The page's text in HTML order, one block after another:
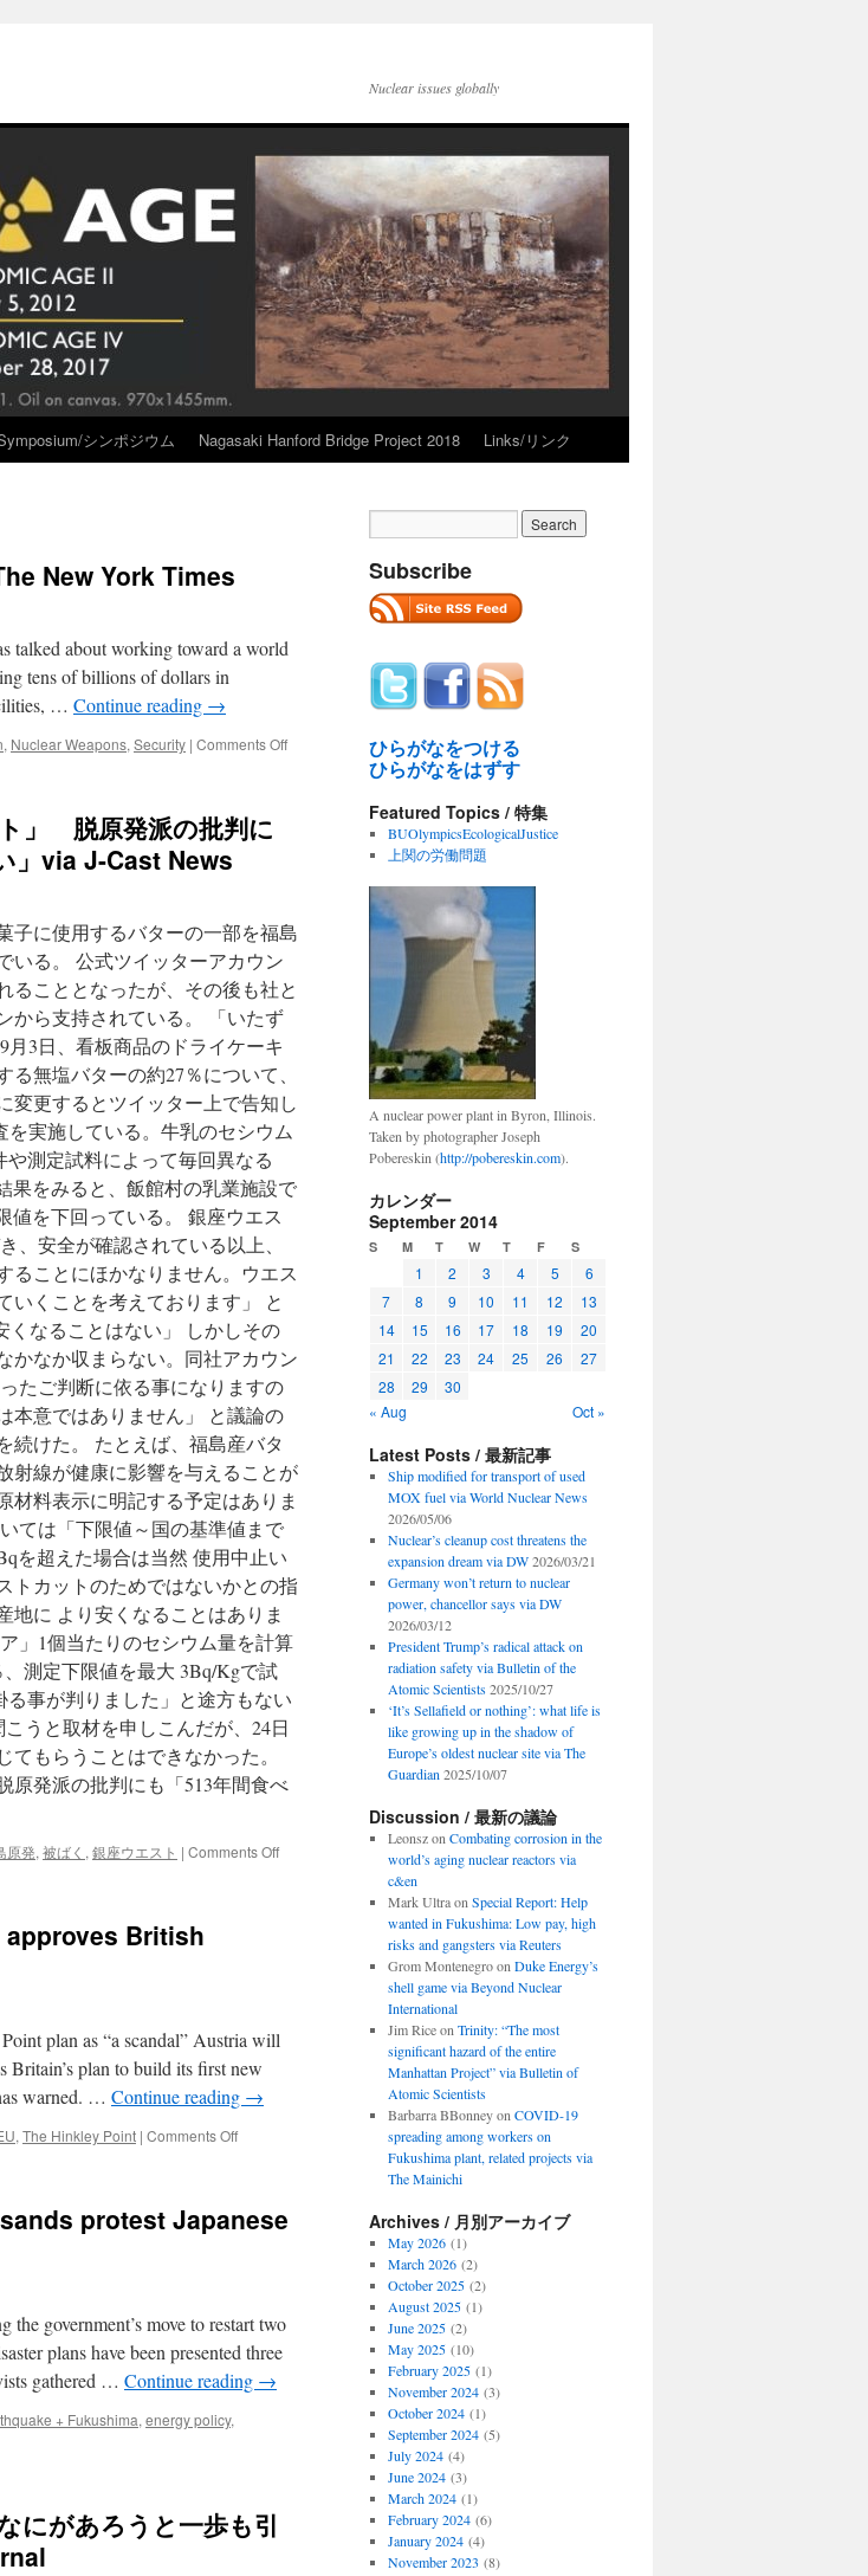
Nuclear issues globally
シンポジウム Nagasaki Hanford Bridge Project 2018 Links/リンク
New York Times
talked about working toward a world
tens of billions of dollars in
… Continue reading →
, Nuclear Weapons, Security | Comments Offon
Times
」 脱原発派の批判に
」via J-Cast News
子に使用するバターの一部を福島
いる。 公式ツイッターアカウン
ることとなったが、その後も社と
から支持されている。 「いたず
3日、看板商品のドライケーキ
無塩バターの約27％について、
変更するとツイッター上で告知し
実施している。牛乳のセシウム
や測定試料によって毎回異なる
果をみると、飯館村の乳業施設で
値を下回っている。 銀座ウエス
、安全が確認されている以上、
ることにほかなりません。ウエス
いくことを考えております」 と
くなることはない」 しかしその
かなか収まらない。同社アカウン
たご判断に依る事になりますの
本意ではありません」 と議論の
続けた。 たとえば、福島産バタ
射線が健康に影響を与えることが
材料表示に明記する予定はありま
ては「下限値～国の基準値まで
を超えた場合は当然 使用中止い
トカットのためではないかとの指
地に より安くなることはありま
」1個当たりのセシウム量を計算
測定下限値を最大 3Bq/Kgで試
事が判りました」と途方もない
うと取材を申しこんだが、24日
もらうことはできなかった。
発派の批判にも「513年間食べ
原発, 被ばく , 銀座ウエスト | Comments Offon
用
ス
ト」
派
批
British
plan as “a scandal” Austria will
Britain’s plan to build its first new
warned. … Continue reading →
, The Hinkley Point | Comments Offon
legal
British
nuclear
via
protest Japanese
government’s move to restart two
plans have been presented three
gathered … Continue reading →
+ Fukushima, energy policy,
にがあろうと一歩も引
Subscribe
ひらがなをつける
ひらがなをはずす
Featured Topics / 特集
BUOlympicsEcologicalJustice
上関の労働問題
A nuclear power plant in Byron, Illinois.
Taken by photographer Joseph
Pobereskin (http://pobereskin.com).
カレンダー
September 2014
S M T W T F S
1 2 3 4 5
6
7
8 9 10 11 12
13
14
15 16 17 18 19
20
21
22 23 24 25 26
27
28
29
30
« Aug
Oct »
Latest Posts / 最新記事
Ship modified for transport of used
MOX fuel via World Nuclear News
2026/05/06
Nuclear’s cleanup cost threatens the
expansion dream via DW 2026/03/21
Germany won’t return to nuclear
power, chancellor says via DW
2026/03/12
President Trump’s radical attack on
radiation safety via Bulletin of the
Atomic Scientists 2025/10/27
‘It’s Sellafield or nothing’: what life is
like growing up in the shadow of
Europe’s oldest nuclear site via The
Guardian 2025/10/07
Discussion / 最新の議論
Leonszon Combating corrosion in the
world’s aging nuclear reactors via
c&en
Mark Ultraon Special Report: Help
wanted in Fukushima: Low pay, high
risks and gangsters via Reuters
Grom Montenegroon Duke Energy’s
shell game via Beyond Nuclear
International
Jim Riceon Trinity: “The most
significant hazard of the entire
Manhattan Project” via Bulletin of
Atomic Scientists
Barbarra BBonneyon COVID-19
spreading among workers on
Fukushima plant, related projects via
The Mainichi
Archives / 月別アーカイブ
May 2026(1)
March 2026(2)
October 2025(2)
August 2025(1)
June 2025(2)
May 2025(10)
February 2025(1)
November 2024(3)
October 2024(1)
September 2024(5)
July 2024(4)
June 2024(3)
March 2024(1)
February 2024(6)
January 2024(4)
November 2023 (8)